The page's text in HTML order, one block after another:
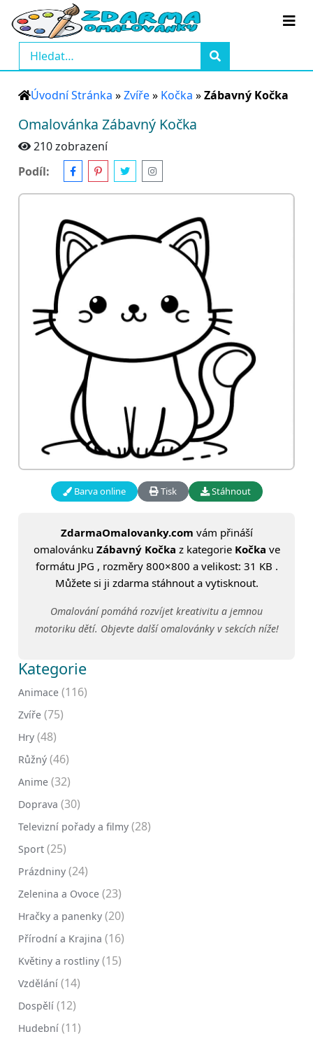
Úvodní Stránka »Zvíře» Kočka »Zábavný Kočka
Omalovánka Zábavný Kočka
210 zobrazení
Podíl:
Barva online Tisk Stáhnout
ZdarmaOmalovanky.com vám přináší
omalovánku Zábavný Kočka z kategorie Kočka ve
formátu JPG , rozměry 800×800 a velikost: 31 KB .
Můžete si ji zdarma stáhnout a vytisknout.
Omalování pomáhá rozvíjet kreativitu a jemnou
motoriku dětí. Objevte další omalovánky v sekcích níže!
Kategorie
Animace (116)
Zvíře (75)
Hry (48)
Růžný (46)
Anime (32)
Doprava (30)
Televizní pořady a filmy (28)
Sport (25)
Prázdniny (24)
Zelenina a Ovoce (23)
Hračky a panenky (20)
Přírodní a Krajina (16)
Květiny a rostliny (15)
Vzdělání (14)
Dospělí (12)
Hudební (11)